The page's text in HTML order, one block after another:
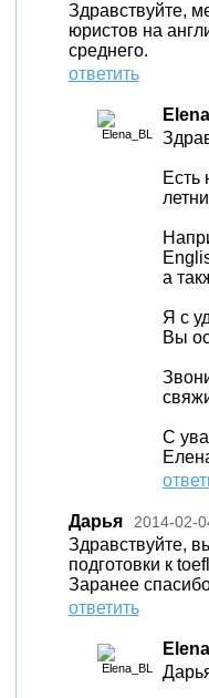
Здравствуйте,
юристов на
среднего.
ответить
Есть
а
Я с
Вы
С
Дарья 2014-02-
Здравствуйте,
подготовки к
Заранее
ответить